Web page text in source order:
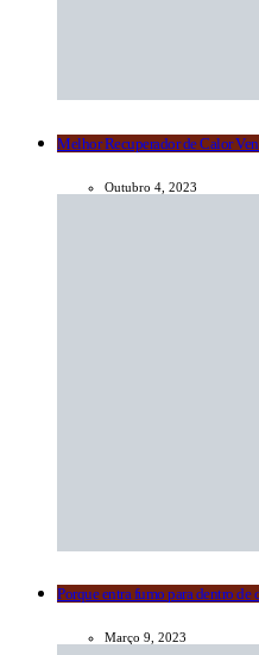
Melhor Recuperador de Calor
Outubro 4, 2023
Porque entra fumo para dentro de
Março 9, 2023